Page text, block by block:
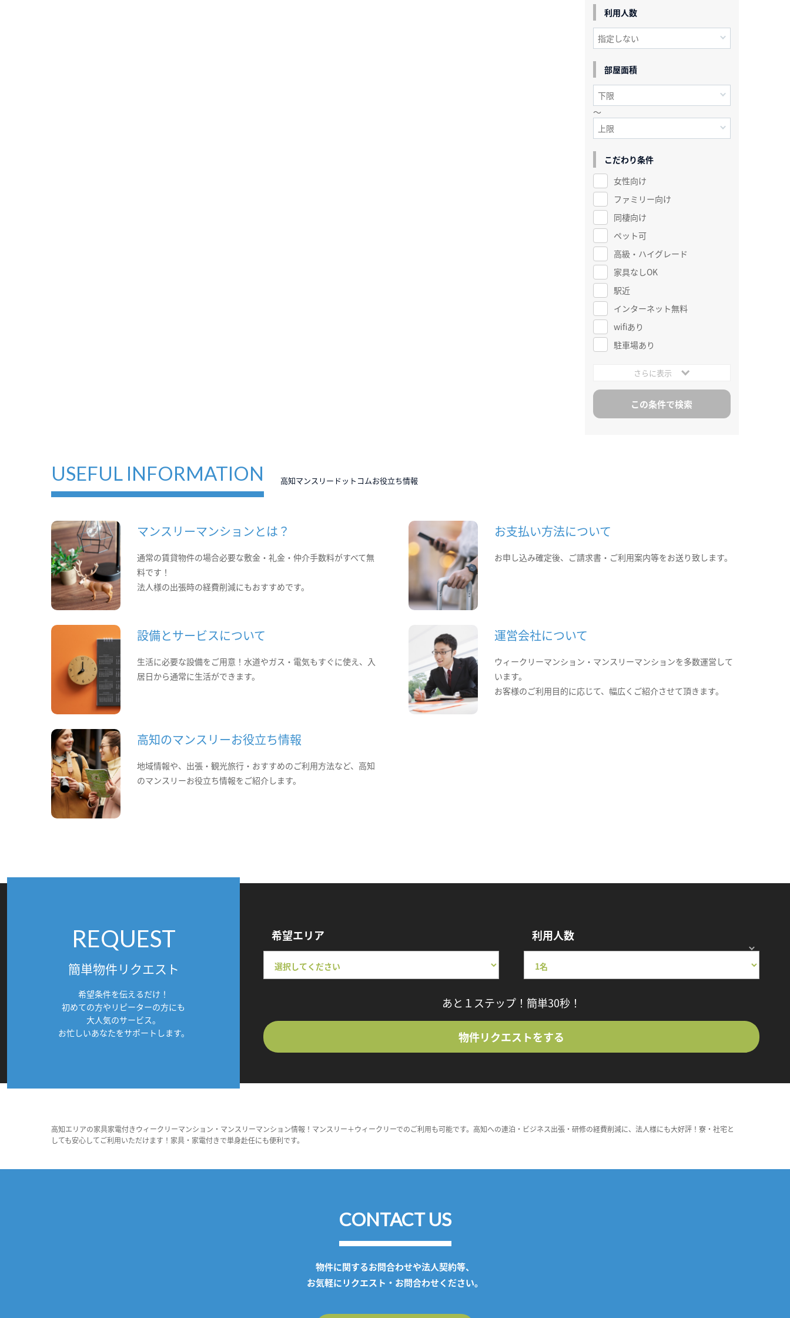
利用人数
部屋面積
～
こだわり条件
女性向け
ファミリー向け
同棲向け
ペット可
高級・ハイグレード
家具なしOK
駅近
インターネット無料
wifiあり
駐車場あり
さらに表示
USEFUL INFORMATION 高知マンスリードットコムお役立ち情報
マンスリーマンションとは？
通常の賃貸物件の場合必要な敷金・礼金・仲介手数料がすべて無
料です！
法人様の出張時の経費削減にもおすすめです。
お支払い方法について
お申し込み確定後、ご請求書・ご利用案内等をお送り致します。
設備とサービスについて
生活に必要な設備をご用意！水道やガス・電気もすぐに使え、入
居日から通常に生活ができます。
運営会社について
ウィークリーマンション・マンスリーマンションを多数運営して
います。
お客様のご利用目的に応じて、幅広くご紹介させて頂きます。
高知のマンスリーお役立ち情報
地域情報や、出張・観光旅行・おすすめのご利用方法など、高知
のマンスリーお役立ち情報をご紹介します。
REQUEST
簡単物件リクエスト
希望条件を伝えるだけ！
初めての方やリピーターの方にも
大人気のサービス。
お忙しいあなたをサポートします。
希望エリア 利用人数
あと１ステップ！簡単30秒！
物件リクエストをする
高知エリアの家具家電付きウィークリーマンション・マンスリーマンション情報！マンスリー＋ウィークリーでのご利用も可能です。高知への連泊・ビジネス出張・研修の経費削減に、法人様にも大好評！寮・社宅と
しても安心してご利用いただけます！家具・家電付きで単身赴任にも便利です。
CONTACT US
物件に関するお問合わせや法人契約等、
お気軽にリクエスト・お問合わせください。